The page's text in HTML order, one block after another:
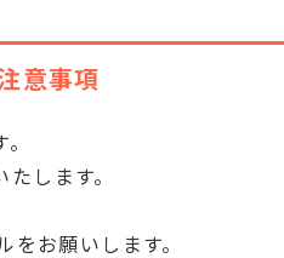
意事項
します。
お願いします。